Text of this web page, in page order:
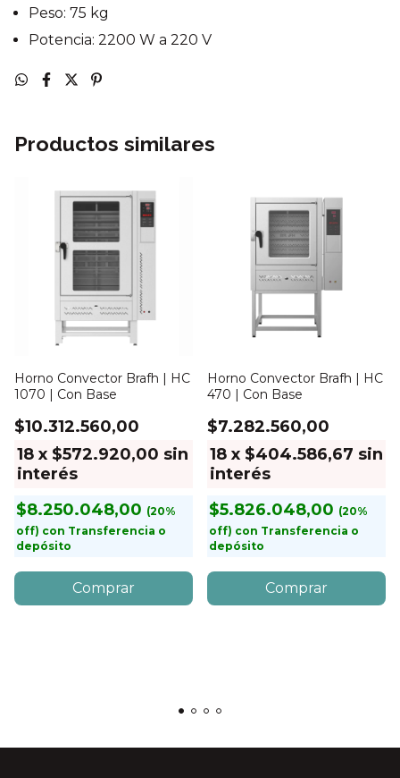
Peso: 75 kg
Potencia: 2200 W a 220 V
Productos similares
Horno Convector Brafh | HC
1070 | Con Base
$10.312.560,00
18 x $572.920,00 sin
interés
$8.250.048,00
con Transferencia o
depósito
Horno Convector Brafh | HC
470 | Con Base
$7.282.560,00
18 x $404.586,67 sin
interés
$5.826.048,00
con Transferencia o
depósito